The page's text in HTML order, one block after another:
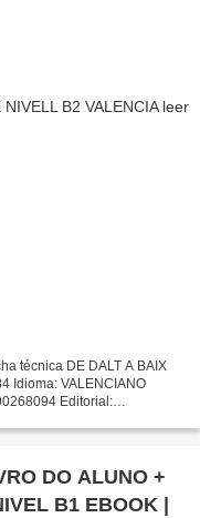
técnica DE DALT A BAIX
Idioma: VALENCIANO
Editorial:
DO ALUNO +
B1 EBOOK |